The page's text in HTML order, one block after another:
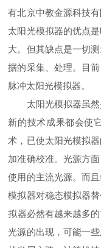
有北京中教金源科技
太阳光模拟器的优点
大。但其缺点是一切
据的采集、处理。目
脉冲太阳光模拟器。
太阳光模拟器虽然
新的技术成果都会使
术，已使太阳光模拟
加准确校准。光源方
使用的主流光源。而
模拟器对稳态模拟器
拟器必然有越来越多
光源的出现，可能一